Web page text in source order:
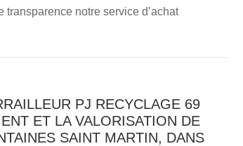
notre service d’achat
PJ RECYCLAGE 69
ET LA VALORISATION DE
SAINT MARTIN, DANS